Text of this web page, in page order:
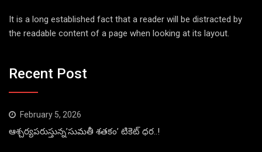
It is a long established fact that a reader will be distracted by
the readable content of a page when looking at its layout.
Recent Post
February 5, 2026
ఆశ్చర్యపరుస్తున్న’సుమతీ శతకం’ టికెట్ ధర..!